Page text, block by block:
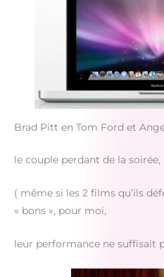
Brad Pitt en Tom Ford et
le couple perdant de la soirée,
( même si les 2 films qu’ils
« bons », pour moi,
leur performance ne suffisait